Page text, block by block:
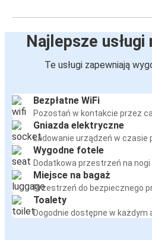
Najlepsze usługi
Te usługi zapewniają
Bezpłatne WiFi
Pozostań w kontakcie przez
Gniazda elektryczne
Ładowanie urządzeń w czasie
Wygodne fotele
Dodatkowa przestrzeń na nogi
Miejsce na bagaż
Przestrzeń do bezpiecznego
Toalety
Dogodnie dostępne w każdym